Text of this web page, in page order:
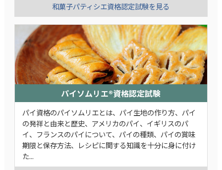
和菓子パティシエ資格認定試験を見る
パイソムリエ®資格認定試験
パイ資格のパイソムリエとは、パイ生地の作り方、パイ
の発祥と由来と歴史、アメリカのパイ、イギリスのパ
イ、フランスのパイについて、パイの種類、パイの賞味
期限と保存方法、レシピに関する知識を十分に身に付け
た...